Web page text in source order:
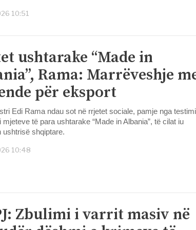
10:51
ushtarake “Made in
Rama: Marrëveshje
për eksport
Edi Rama ndau sot në rrjetet sociale, pamje nga testimi
mjeteve të para ushtarake “Made in Albania”, të cilat iu
ushtrisë shqiptare.
10:48
Zbulimi i varrit masiv në